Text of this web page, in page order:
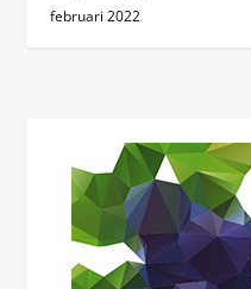
februari 2022